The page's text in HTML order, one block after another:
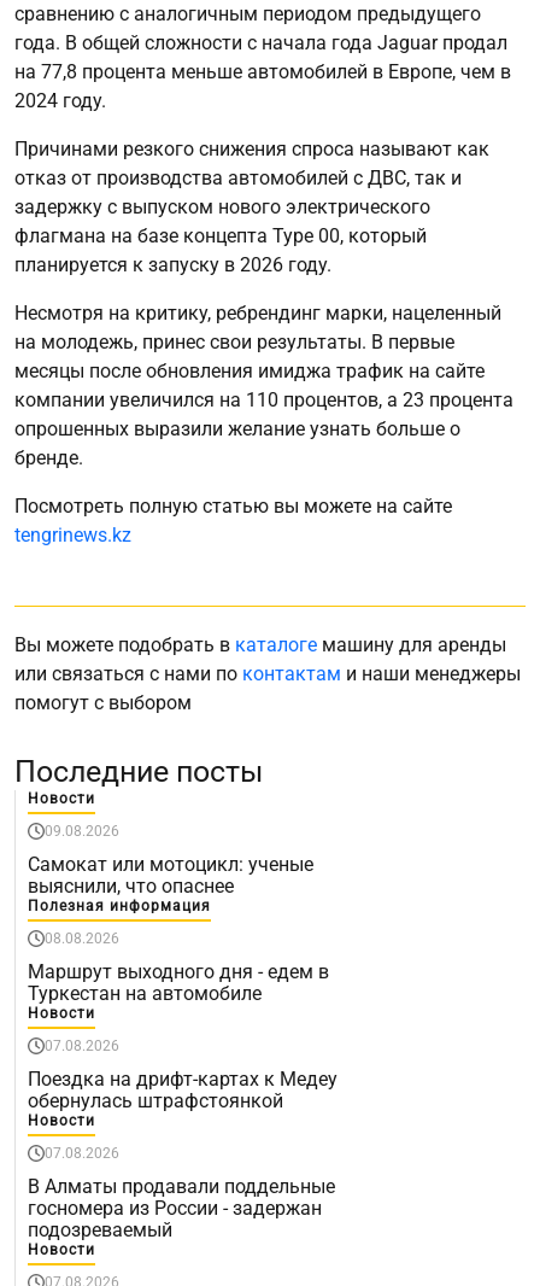
сравнению с аналогичным периодом предыдущего
года. В общей сложности с начала года Jaguar продал
на 77,8 процента меньше автомобилей в Европе, чем в
2024 году.
Причинами резкого снижения спроса называют как
отказ от производства автомобилей с ДВС, так и
задержку с выпуском нового электрического
флагмана на базе концепта Type 00, который
планируется к запуску в 2026 году.
Несмотря на критику, ребрендинг марки, нацеленный
на молодежь, принес свои результаты. В первые
месяцы после обновления имиджа трафик на сайте
компании увеличился на 110 процентов, а 23 процента
опрошенных выразили желание узнать больше о
бренде.
Посмотреть полную статью вы можете на сайте
tengrinews.kz
Вы можете подобрать в каталоге машину для аренды
или связаться с нами по контактам и наши менеджеры
помогут с выбором
Последние посты
Новости
09.08.2026
Самокат или мотоцикл: ученые
выяснили, что опаснее
Полезная информация
08.08.2026
Маршрут выходного дня - едем в
Туркестан на автомобиле
Новости
07.08.2026
Поездка на дрифт-картах к Медеу
обернулась штрафстоянкой
Новости
07.08.2026
В Алматы продавали поддельные
госномера из России - задержан
подозреваемый
Новости
07.08.2026